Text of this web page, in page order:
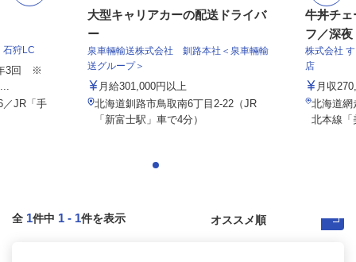
狩LC
年3回 ※
／JR「手
大型キャリアカーの配送ドライバ
ー
泉車輛輸送株式会社 釧路本社＜泉車輛輸
送グループ＞
月給301,000円以上
北海道釧路市鳥取南6丁目2-22（JR
「新富士駅」車で4分）
牛丼チェ
フ／深夜
株式会社
店
月収
北海道網
北本線「
全 1件中 1 - 1件を表示